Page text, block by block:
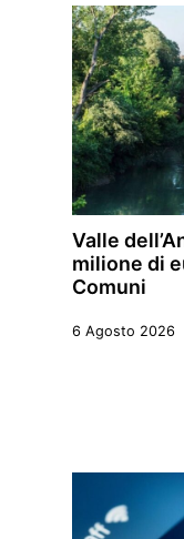
Valle
milione di
Comuni
6 Agosto 2026